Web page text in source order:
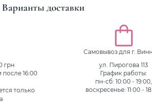
Варианты доставки
грн
16:00
только
Самовывоз для г.
ул. Пирогова 113
График работы:
пн-сб: 10:00 - 19:00,
воскресенье: 11:00 -